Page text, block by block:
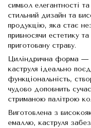
символ елегантності
стильний дизайн та
продукцію, яка стає
привносячи естетику
приготовану страву.
Циліндрична форма —
каструля ідеально
функціональність,
чудово доповнить
стриманою палітрою
Виготовлена ​​з
емаллю, каструля